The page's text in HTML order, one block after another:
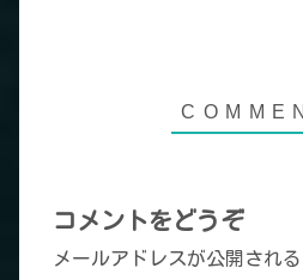
コメントをどうぞ
メールアドレスが公開され